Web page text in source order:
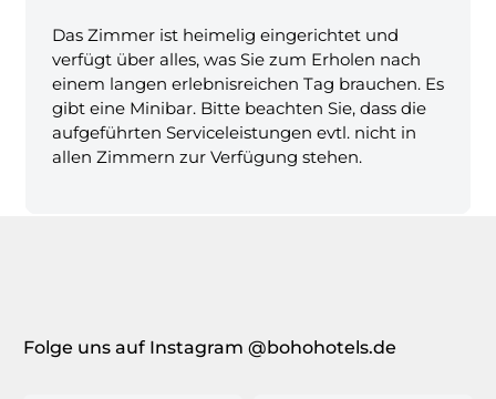
Das Zimmer ist heimelig eingerichtet und
verfügt über alles, was Sie zum Erholen nach
einem langen erlebnisreichen Tag brauchen. Es
gibt eine Minibar. Bitte beachten Sie, dass die
aufgeführten Serviceleistungen evtl. nicht in
allen Zimmern zur Verfügung stehen.
Folge uns auf Instagram @bohohotels.de